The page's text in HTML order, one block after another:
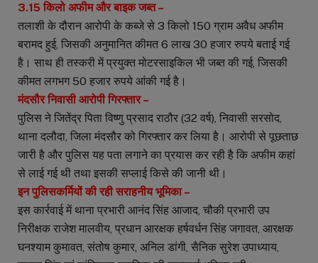
3.15 किलो अफीम और बाइक जब्त –
तलाशी के दौरान आरोपी के कब्जे से 3 किलो 150 ग्राम अवैध अफीम
बरामद हुई, जिसकी अनुमानित कीमत 6 लाख 30 हजार रुपये बताई गई
है। साथ ही तस्करी में प्रयुक्त मोटरसाइकिल भी जब्त की गई, जिसकी
कीमत लगभग 50 हजार रुपये आंकी गई है।
मंदसौर निवासी आरोपी गिरफ्तार –
पुलिस ने जितेंद्र पिता विष्णु प्रसाद राठौर (32 वर्ष), निवासी सरसोद,
थाना दलौदा, जिला मंदसौर को गिरफ्तार कर लिया है। आरोपी से पूछताछ
जारी है और पुलिस यह पता लगाने का प्रयास कर रही है कि अफीम कहां
से लाई गई थी तथा इसकी सप्लाई किसे की जानी थी।
इन पुलिसकर्मियों की रही सराहनीय भूमिका –
इस कार्रवाई में थाना प्रभारी आनंद सिंह आजाद, चौकी प्रभारी उप
निरीक्षक राजेश मालवीय, प्रधान आरक्षक हर्षवर्धन सिंह जगावत, आरक्षक
घनश्याम कुमावत, संतोष कुमार, अनिल डांगी, सैनिक सुरेश उपाध्याय,